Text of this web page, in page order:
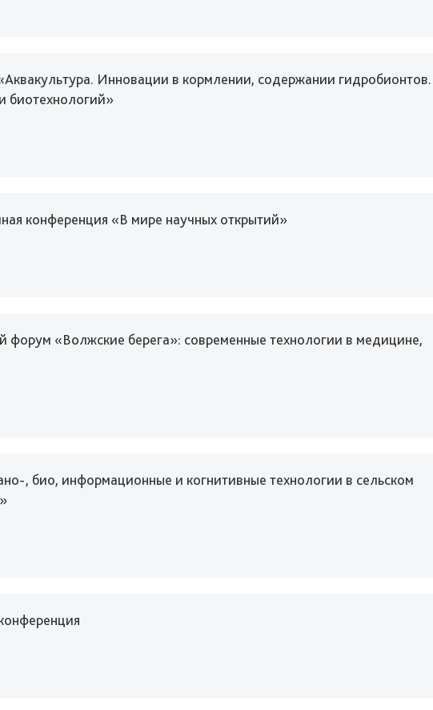
Инновации в кормлении, содержании гидробионтов.
биотехнологий»
конференция «В мире научных открытий»
«Волжские берега»: современные технологии в медицине,
, био, информационные и когнитивные технологии в сельском